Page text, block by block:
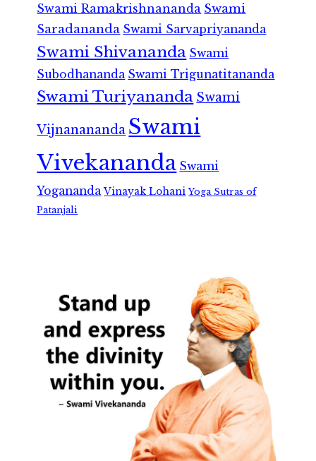
Swami Ramakrishnananda Swami
Saradananda Swami Sarvapriyananda
Swami Shivananda Swami
Subodhananda Swami Trigunatitananda
Swami Turiyananda Swami
Vijnanananda Swami
Vivekananda Swami
Yogananda Vinayak Lohani Yoga Sutras of
Patanjali